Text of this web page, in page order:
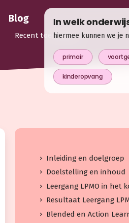
Blog
Recent toegevoegd
Inleiding en doelgroep
Doelstelling en inhoud
Leergang LPMO in het
Resultaat Leergang
Blended en Action
In welk
hiermee kunnen we je
primair
kinderopvang